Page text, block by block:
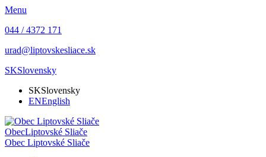
Menu
044 / 4372 171
urad@liptovskesliace.sk
SKSlovensky
SKSlovensky
ENEnglish
ObecLiptovské Sliače
Obec Liptovské Sliače